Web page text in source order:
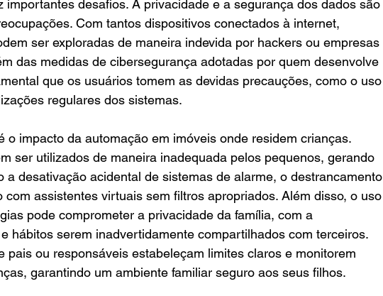
importantes desafios. A privacidade e a segurança dos dados são
Com tantos dispositivos conectados à internet,
ser exploradas de maneira indevida por hackers ou empresas
das medidas de cibersegurança adotadas por quem desenvolve
que os usuários tomem as devidas precauções, como o uso
regulares dos sistemas.
o impacto da automação em imóveis onde residem crianças.
ser utilizados de maneira inadequada pelos pequenos, gerando
a desativação acidental de sistemas de alarme, o destrancamento
assistentes virtuais sem filtros apropriados. Além disso, o uso
pode comprometer a privacidade da família, com a
hábitos serem inadvertidamente compartilhados com terceiros.
pais ou responsáveis estabeleçam limites claros e monitorem
garantindo um ambiente familiar seguro aos seus filhos.